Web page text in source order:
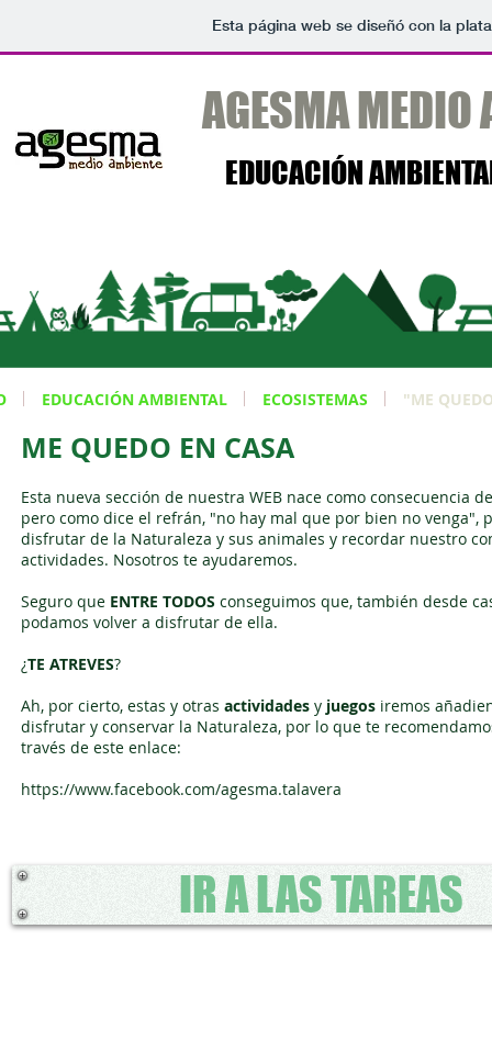
Esta página web se diseñó con la
AGESMA MEDIO
EDUCACIÓN
EDUCACIÓN AMBIENTAL ECOSISTEMAS "ME
Esta nueva sección de nuestra WEB nace como consecuencia
pero como dice el refrán, "no hay mal que por bien no
disfrutar de la Naturaleza y sus animales y recordar nuestro
actividades. Nosotros te ayudaremos.
Seguro que ENTRE TODOS conseguimos que, también desde
podamos volver a disfrutar de ella.
¿TE ATREVES?
Ah, por cierto, estas y otras actividades y juegos iremos
disfrutar y conservar la Naturaleza, por lo que te
través de este enlace:
https://www.facebook.com/agesma.talavera
IR A LAS TAREAS
ME QUEDO EN CASA